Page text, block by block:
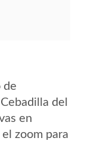
de
del
en
zoom para